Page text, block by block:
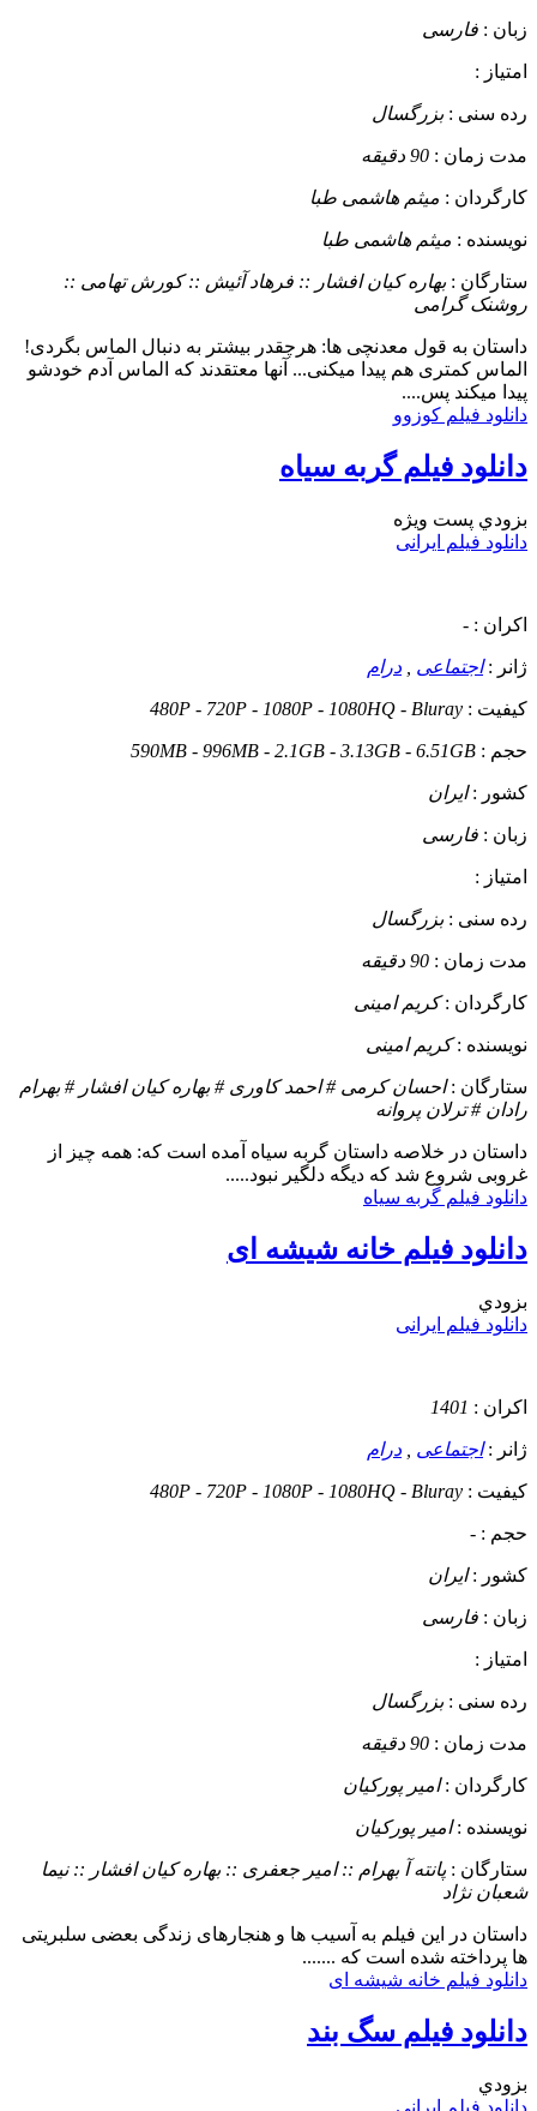
زبان : فارسی
امتیاز :
رده سنی :بزرگسال
مدت زمان : 90 دقیقه
کارگردان : میثم هاشمی طبا
نویسنده : میثم هاشمی طبا
ستارگان :بهاره کیان افشار :: فرهاد آئیش :: کورش تهامی ::
روشنک گرامی
داستان به قول معدنچی ها: هرچقدر بیشتر به دنبال الماس بگردی!
الماس کمتری هم پیدا میکنی... آنها معتقدند که الماس آدم خودشو
پیدا میکند پس....
دانلود فیلم کوزوو
دانلود فیلم گربه سیاه
بزودي پست ويژه
دانلود فیلم ایرانی
اکران : -
ژانر :اجتماعی درام
کیفیت : 480P - 720P - 1080P - 1080HQ - Bluray
حجم : 590MB - 996MB - 2.1GB - 3.13GB - 6.51GB
کشور :ایران
زبان : فارسی
امتیاز :
رده سنی :بزرگسال
مدت زمان : 90 دقیقه
کارگردان :کریم امینی
نویسنده :کریم امینی
ستارگان :احسان کرمی # احمد کاوری # بهاره کیان افشار # بهرام
رادان # ترلان پروانه
داستان در خلاصه داستان گربه سیاه آمده است که: همه چیز از
غروبی شروع شد که دیگه دلگیر نبود.....
دانلود فیلم گربه سیاه
دانلود فیلم خانه شیشه ای
بزودي
دانلود فیلم ایرانی
اکران : 1401
ژانر :اجتماعی درام
کیفیت : 480P - 720P - 1080P - 1080HQ - Bluray
حجم : -
کشور :ایران
زبان : فارسی
امتیاز :
رده سنی :بزرگسال
مدت زمان : 90 دقیقه
کارگردان :امیر پورکیان
نویسنده :امیر پورکیان
ستارگان :پانته آ بهرام :: امیر جعفری :: بهاره کیان افشار :: نیما
شعبان نژاد
داستان در این فیلم به آسیب ها و هنجارهای زندگی بعضی سلبریتی
ها پرداخته شده است که .......
دانلود فیلم خانه شیشه ای
دانلود فیلم سگ بند
بزودي
دانلود فیلم ایرانی